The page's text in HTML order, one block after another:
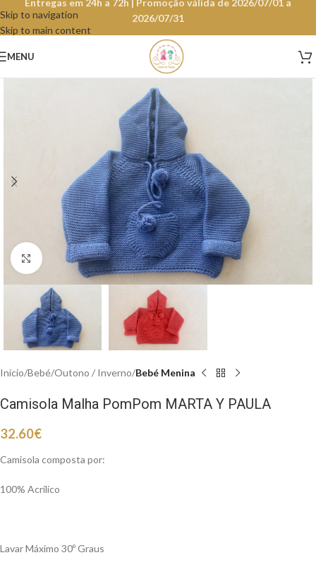
Skip to navigation
Skip to main content
Entregas em 24h a 72h | Promoção válida de 2026/07/01 a
2026/07/31
MENU
Clique para aumentar
Início Bebé Outono / Inverno Bebé Menina
Camisola Malha PomPom MARTA Y PAULA
32.60€
Camisola composta por:
100% Acrílico
Lavar Máximo 30º Graus